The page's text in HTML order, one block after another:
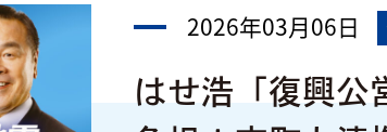
2026年03月06日
はせ浩「復興公